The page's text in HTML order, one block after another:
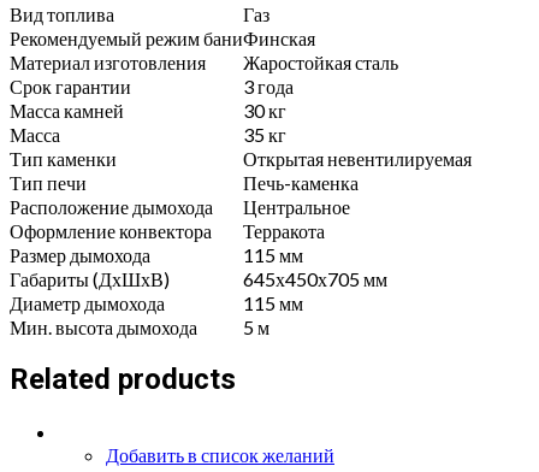
Вид топлива
Газ
Рекомендуемый режим баниФинская
Материал изготовления
Жаростойкая сталь
Срок гарантии
3 года
Масса камней
30 кг
Масса
35 кг
Тип каменки
Открытая невентилируемая
Тип печи
Печь-каменка
Расположение дымохода
Центральное
Оформление конвектора
Терракота
Размер дымохода
115 мм
Габариты (ДхШхВ)
645х450х705 мм
Диаметр дымохода
115 мм
Мин. высота дымохода
5 м
Related products
Добавить в список желаний